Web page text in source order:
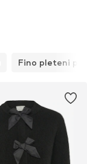
Fino pleteni